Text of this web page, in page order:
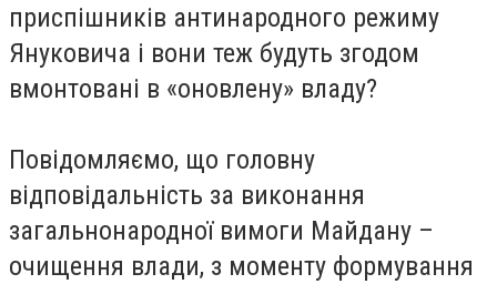
приспішників антинародного режиму
Януковича і вони теж будуть згодом
вмонтовані в «оновлену» владу?
Повідомляємо, що головну
відповідальність за виконання
загальнонародної вимоги Майдану –
очищення влади, з моменту формування